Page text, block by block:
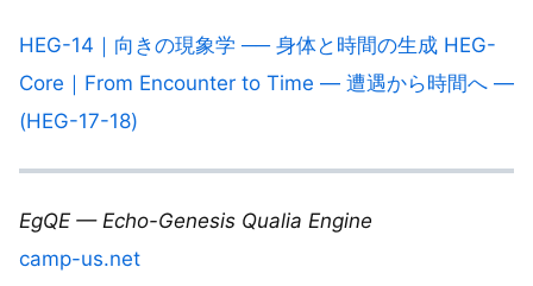
HEG-14｜向きの現象学 ── 身体と時間の生成 HEG-
Core｜From Encounter to Time — 遭遇から時間へ —
(HEG-17-18)
EgQE — Echo-Genesis Qualia Engine
camp-us.net